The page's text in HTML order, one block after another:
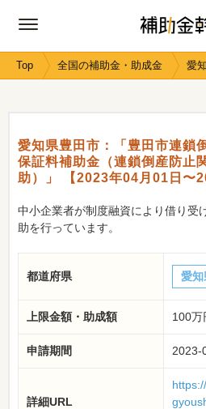
Top 全国の補助金・助成金 愛
愛知県豊田市：「豊田市連鎖
保証料補助金（連鎖倒産防
助）」 【2023年04月01日〜
中小企業者が制度融資により借り受
助を行っています。
都道府県 愛知
上限金額・助成額 100万
申請期間 2023-
詳細URL